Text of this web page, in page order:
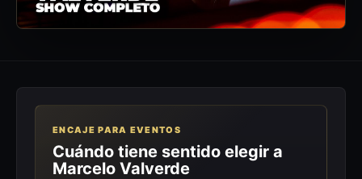
ENCAJE PARA EVENTOS
Cuándo tiene sentido elegir a
Marcelo Valverde